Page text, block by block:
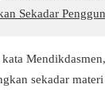
Sekadar
sekadar